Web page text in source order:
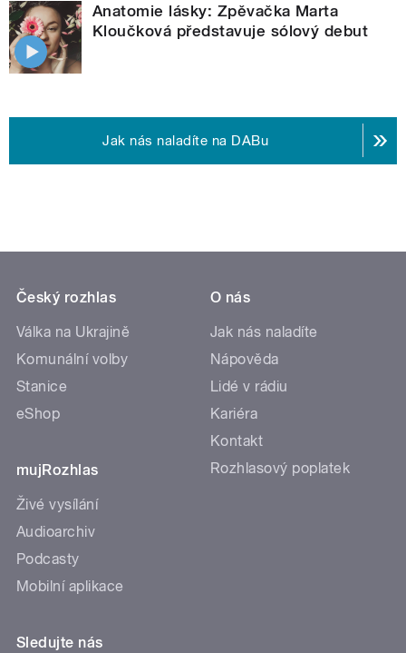
Anatomie lásky: Zpěvačka Marta
Kloučková představuje sólový debut
Jak nás naladíte na DABu
Český rozhlas
Válka na Ukrajině
Komunální volby
Stanice
eShop
mujRozhlas
Živé vysílání
Audioarchiv
Podcasty
Mobilní aplikace
O nás
Jak nás naladíte
Nápověda
Lidé v rádiu
Kariéra
Kontakt
Rozhlasový poplatek
Sledujte nás